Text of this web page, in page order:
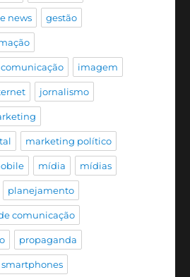
news gestão
imagem
jornalismo
marketing político
mídia mídias
planejamento
comunicação
propaganda
smartphones